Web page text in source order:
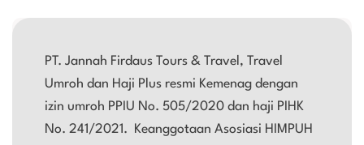
PT. Jannah Firdaus Tours & Travel, Travel
Umroh dan Haji Plus resmi Kemenag dengan
izin umroh PPIU No. 505/2020 dan haji PIHK
No. 241/2021. Keanggotaan Asosiasi HIMPUH